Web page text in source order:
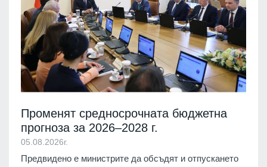
Променят средносрочната бюджетна
прогноза за 2026–2028 г.
05.08.2026г.
Предвидено е министрите да обсъдят и отпускането